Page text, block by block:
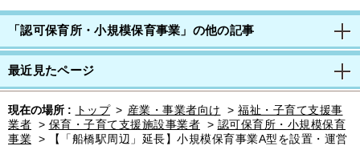
「認可保育所・小規模保育事業」の他の記事
最近見たページ
現在の場所 : トップ > 産業・事業者向け > 福祉・子育て支援事
業者 > 保育・子育て支援施設事業者 > 認可保育所・小規模保育
事業 >
【「船橋駅周辺」延長】小規模保育事業A型を設置・運営